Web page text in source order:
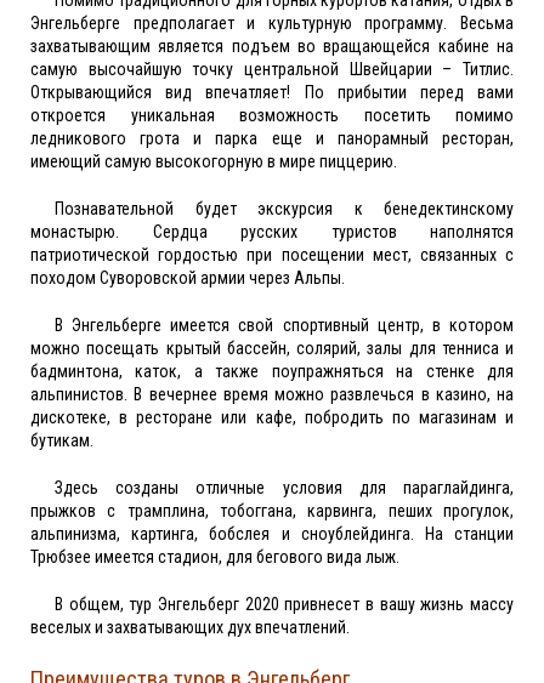
Энгельберге предполагает и культурную программу. Весьма
захватывающим является подъем во вращающейся кабине на
самую высочайшую точку центральной Швейцарии – Титлис.
Открывающийся вид впечатляет! По прибытии перед вами
откроется уникальная возможность посетить помимо
ледникового грота и парка еще и панорамный ресторан,
имеющий самую высокогорную в мире пиццерию.
Познавательной будет экскурсия к бенедектинскому
монастырю. Сердца русских туристов наполнятся
патриотической гордостью при посещении мест, связанных с
походом Суворовской армии через Альпы.
В Энгельберге имеется свой спортивный центр, в котором
можно посещать крытый бассейн, солярий, залы для тенниса и
бадминтона, каток, а также поупражняться на стенке для
альпинистов. В вечернее время можно развлечься в казино, на
дискотеке, в ресторане или кафе, побродить по магазинам и
бутикам.
Здесь созданы отличные условия для параглайдинга,
прыжков с трамплина, тобоггана, карвинга, пеших прогулок,
альпинизма, картинга, бобслея и сноублейдинга. На станции
Трюбзее имеется стадион, для бегового вида лыж.
В общем, тур Энгельберг 2020 привнесет в вашу жизнь массу
веселых и захватывающих дух впечатлений.